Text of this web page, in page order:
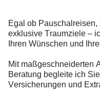
Egal ob
exklusive Traumziele –
Ihren Wünschen und
Mit maßgeschneiderten
Beratung begleite ich
Versicherungen und